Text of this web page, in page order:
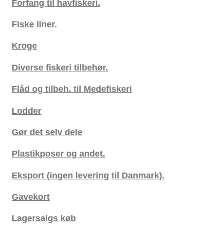
Forfang til havfiskeri.
Fiske liner.
Kroge
Diverse fiskeri tilbehør.
Flåd og tilbeh. til Medefiskeri
Lodder
Gør det selv dele
Plastikposer og andet.
Eksport (ingen levering til Danmark).
Gavekort
Lagersalgs køb